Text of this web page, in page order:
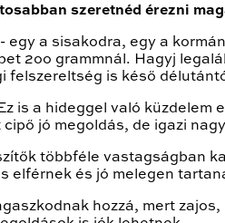
szeretnéd érezni
egy a sisakodra, egy a
2oo grammnál. Hagyj
felszereltség is késő
is a hideggel való küzdelem
jó megoldás, de igazi
többféle vastagságban
elférnek és jó melegen
hozzá, mert